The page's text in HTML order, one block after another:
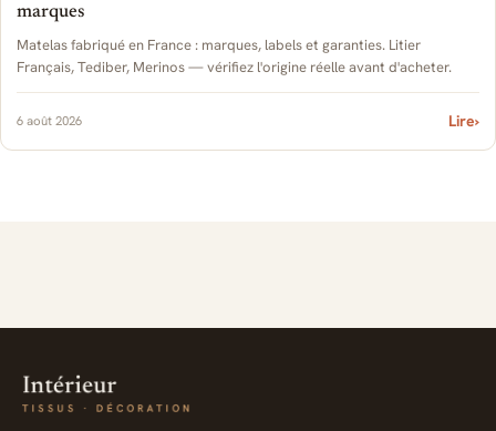
marques
Matelas fabriqué en France : marques, labels et garanties. Litier
Français, Tediber, Merinos — vérifiez l'origine réelle avant d'acheter.
6 août 2026 Lire›